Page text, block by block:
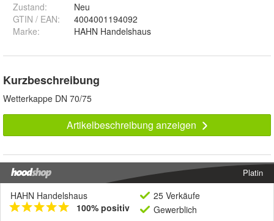
Zustand:
Neu
GTIN / EAN:
4004001194092
Marke:
HAHN Handelshaus
Kurzbeschreibung
Wetterkappe DN 70/75
Artikelbeschreibung anzeigen
Platin
HAHN Handelshaus
100% positiv
25 Verkäufe
Gewerblich